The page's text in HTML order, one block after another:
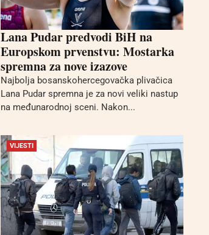
Lana Pudar predvodi BiH na
Europskom prvenstvu: Mostarka
spremna za nove izazove
Najbolja bosanskohercegovačka plivačica
Lana Pudar spremna je za novi veliki nastup
na međunarodnoj sceni. Nakon...
VIJESTI